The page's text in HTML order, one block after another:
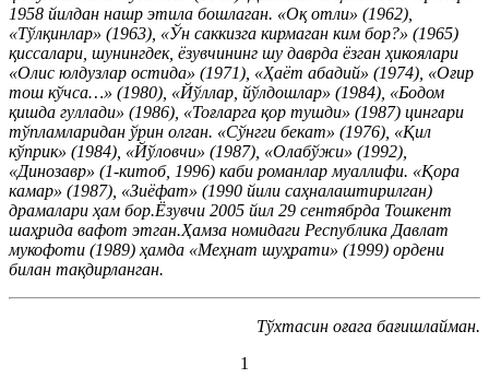
1958 йилдан нашр этила бошлаган. «Оқ отли» (1962),
«Тўлқинлар» (1963), «Ўн саккизга кирмаган ким бор?» (1965)
қиссалари, шунингдек, ёзувчининг шу даврда ёзган ҳикоялари
«Олис юлдузлар остида» (1971), «Ҳаёт абадий» (1974), «Оғир
тош кўчса…» (1980), «Йўллар, йўлдошлар» (1984), «Бодом
қишда гуллади» (1986), «Тоғларга қор тушди» (1987) цингари
тўпламларидан ўрин олган. «Сўнгги бекат» (1976), «Қил
кўприк» (1984), «Йўловчи» (1987), «Олабўжи» (1992),
«Динозавр» (1-китоб, 1996) каби романлар муаллифи. «Қора
камар» (1987), «Зиёфат» (1990 йили саҳналаштирилган)
драмалари ҳам бор.Ёзувчи 2005 йил 29 cентябрда Тошкент
шаҳрида вафот этган.Ҳамза номидаги Республика Давлат
мукофоти (1989) ҳамда «Меҳнат шуҳрати» (1999) ордени
билан тақдирланган.
Тўхтасин оғага бағишлайман.
1